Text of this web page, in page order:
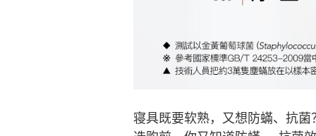
寝具既要软熟，又想防蟎、抗菌